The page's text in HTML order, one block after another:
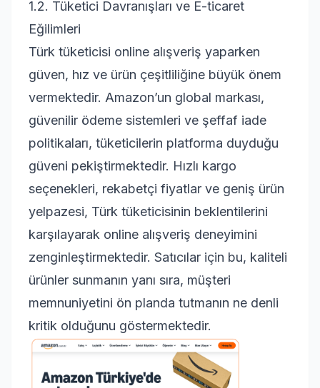
1.2. Tüketici Davranışları ve E-ticaret
Eğilimleri
Türk tüketicisi online alışveriş yaparken
güven, hız ve ürün çeşitliliğine büyük önem
vermektedir. Amazon’un global markası,
güvenilir ödeme sistemleri ve şeffaf iade
politikaları, tüketicilerin platforma duyduğu
güveni pekiştirmektedir. Hızlı kargo
seçenekleri, rekabetçi fiyatlar ve geniş ürün
yelpazesi, Türk tüketicisinin beklentilerini
karşılayarak online alışveriş deneyimini
zenginleştirmektedir. Satıcılar için bu, kaliteli
ürünler sunmanın yanı sıra, müşteri
memnuniyetini ön planda tutmanın ne denli
kritik olduğunu göstermektedir.